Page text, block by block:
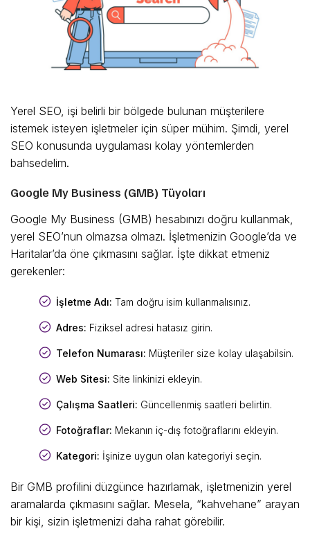
Yerel SEO, işi belirli bir bölgede bulunan müşterilere
istemek isteyen işletmeler için süper mühim. Şimdi, yerel
SEO konusunda uygulaması kolay yöntemlerden
bahsedelim.
Google My Business (GMB) Tüyoları
Google My Business (GMB) hesabınızı doğru kullanmak,
yerel SEO’nun olmazsa olmazı. İşletmenizin Google’da ve
Haritalar’da öne çıkmasını sağlar. İşte dikkat etmeniz
gerekenler:
İşletme Adı: Tam doğru isim kullanmalısınız.
Adres: Fiziksel adresi hatasız girin.
Telefon Numarası: Müşteriler size kolay ulaşabilsin.
Web Sitesi: Site linkinizi ekleyin.
Çalışma Saatleri: Güncellenmiş saatleri belirtin.
Fotoğraflar: Mekanın iç-dış fotoğraflarını ekleyin.
Kategori: İşinize uygun olan kategoriyi seçin.
Bir GMB profilini düzgünce hazırlamak, işletmenizin yerel
aramalarda çıkmasını sağlar. Mesela, “kahvehane” arayan
bir kişi, sizin işletmenizi daha rahat görebilir.